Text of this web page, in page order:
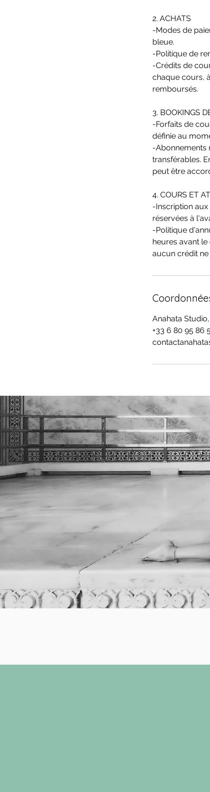
2. ACHATS
-Modes de
bleue.
-Politique de
-Crédits de
chaque cours,
remboursés.
3. BOOKINGS
-Forfaits de
définie au
-Abonnements
transférables.
peut être
4. COURS ET
-Inscription
réservées à
-Politique
heures avant
aucun crédit
Anahata
+33 6 80 95 86